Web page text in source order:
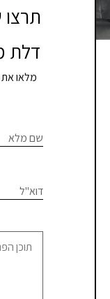
תרצו
דלת
מלאו את
פגישת
או
הצעת
שם מלא
דוא"ל
are
this
field